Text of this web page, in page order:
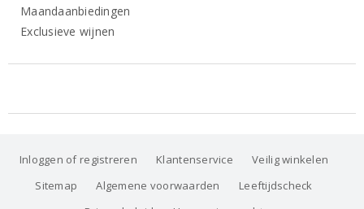
Maandaanbiedingen
Exclusieve wijnen
Inloggen of registreren Klantenservice
Veilig winkelen
Sitemap
Algemene voorwaarden
Leeftijdscheck